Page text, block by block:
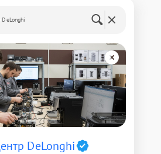
DeLonghi